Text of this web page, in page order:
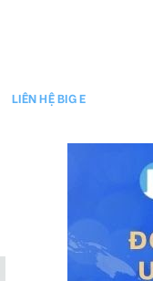
LIÊN HỆ BIG E